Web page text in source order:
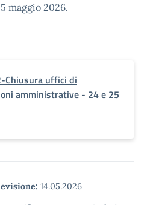
maggio 2026.
Chiusura uffici di
amministrative - 24 e 25
14.05.2026